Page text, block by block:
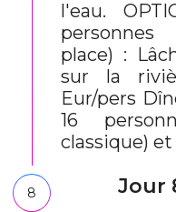
l'eau.
place) :
sur la
Eur/pers
16
classique) et
8 Jour